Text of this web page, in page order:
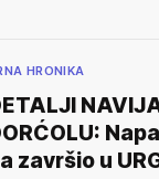
HRONIKA
završio u